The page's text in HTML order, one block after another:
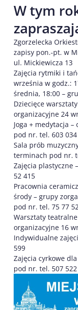
W tym
Zgorzelecka
zapisy pon.-pt. w
ul. Mickiewicza 13
Zajęcia rytmiki i
września w godz.:
średnia, 18:00 –
Dziecięce
organizacyjne 24
Joga + medytacja
pod nr. tel. 603
Sala prób
terminach pod nr.
Zajęcia plastyczne
52 415
Pracownia
środy – grupy
pod nr. tel. 75 77
Warsztaty
organizacyjne 16
Indywidualne
599
Zajęcia cyrkowe
pod nr. tel. 507